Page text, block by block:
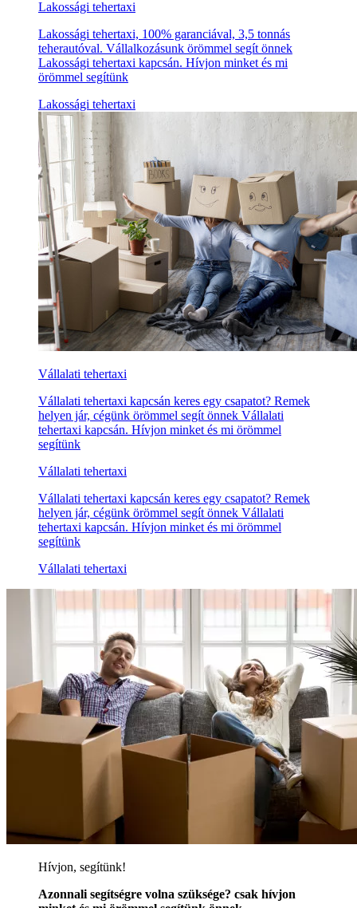
Lakossági tehertaxi
Lakossági tehertaxi, 100% garanciával, 3,5 tonnás
teherautóval. Vállalkozásunk örömmel segít önnek
Lakossági tehertaxi kapcsán. Hívjon minket és mi
örömmel segítünk
Lakossági tehertaxi
Vállalati tehertaxi
Vállalati tehertaxi kapcsán keres egy csapatot? Remek
helyen jár, cégünk örömmel segít önnek Vállalati
tehertaxi kapcsán. Hívjon minket és mi örömmel
segítünk
Vállalati tehertaxi
Vállalati tehertaxi kapcsán keres egy csapatot? Remek
helyen jár, cégünk örömmel segít önnek Vállalati
tehertaxi kapcsán. Hívjon minket és mi örömmel
segítünk
Vállalati tehertaxi
Hívjon, segítünk!
Azonnali segítségre volna szüksége? csak hívjon